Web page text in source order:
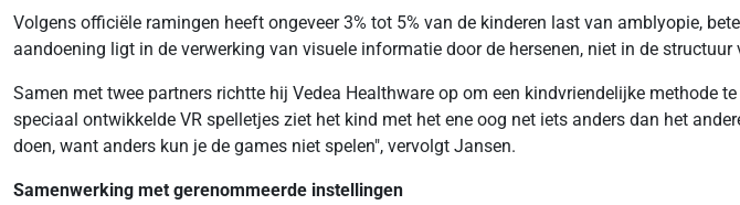
Volgens officiële ramingen heeft ongeveer 3% tot 5% van de kinderen last van amblyopie,
aandoening ligt in de verwerking van visuele informatie door de hersenen, niet in de
Samen met twee partners richtte hij Vedea Healthware op om een kindvriendelijke methode
speciaal ontwikkelde VR spelletjes ziet het kind met het ene oog net iets anders dan het
doen, want anders kun je de games niet spelen", vervolgt Jansen.
Samenwerking met gerenommeerde instellingen